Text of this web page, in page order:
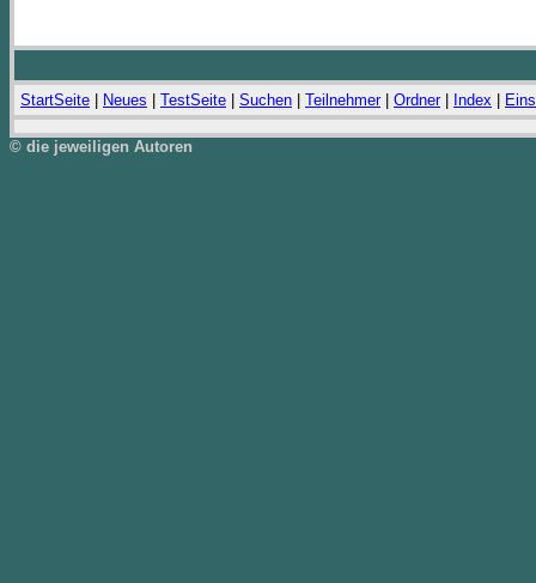
StartSeite Neues TestSeite Suchen Teilnehmer| Ordner| Index
© die jeweiligen Autoren